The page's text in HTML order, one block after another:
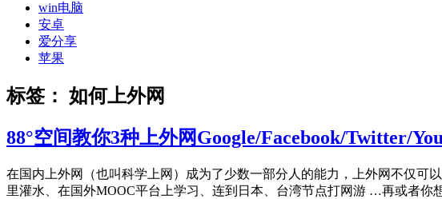
win电脑
安卓
爱分享
苹果
标签： 如何上外网
88°空间教你3种上外网Google/Facebook/Twitter/
在国内上外网（也叫科学上网）成为了少数一部分人的能力，上外网不仅可
里灌水、在国外MOOC平台上学习、连到日本、台湾节点打网游 …再或者你